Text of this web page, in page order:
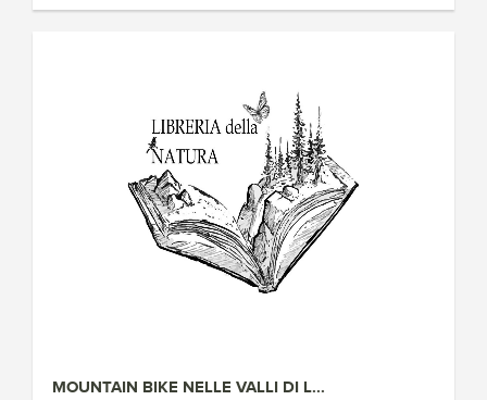
MOUNTAIN BIKE NELLE VALLI DI L...